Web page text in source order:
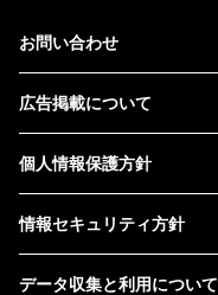
お問い合わせ
広告掲載について
個人情報保護方針
情報セキュリティ方針
データ収集と利用について